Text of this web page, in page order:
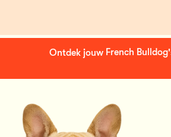
Ontdek jouw French Bulldog